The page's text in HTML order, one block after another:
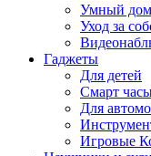
Умный дом
Уход за
Гаджеты
Для детей
Смарт
Для
Игровые